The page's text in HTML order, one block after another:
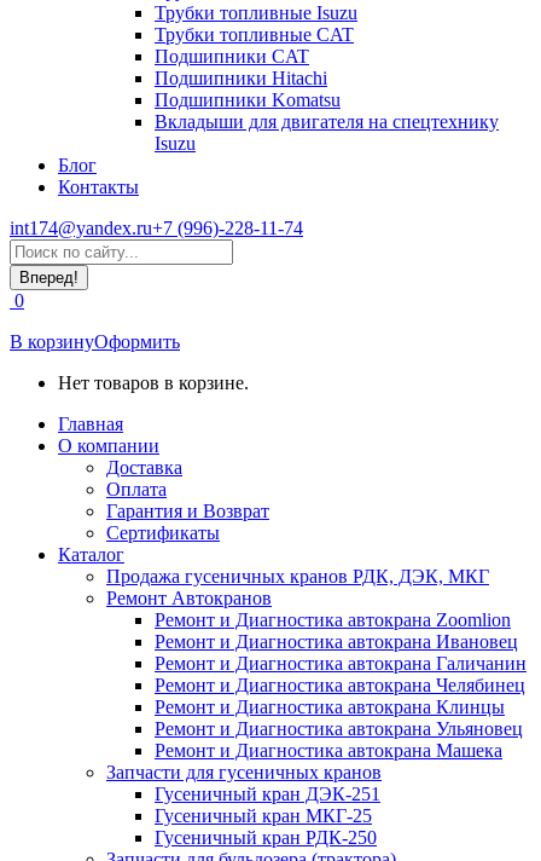
Трубки топливные Isuzu
Трубки топливные CAT
Подшипники CAT
Подшипники Hitachi
Подшипники Komatsu
Вкладыши для двигателя на спецтехнику
Isuzu
Блог
Контакты
int174@yandex.ru+7 (996)-228-11-74
Страница
WhatsApp
открывается
в
новом
окне
Поиск:
0
В корзинуОформить
Нет товаров в корзине.
Главная
О компании
Доставка
Оплата
Гарантия и Возврат
Сертификаты
Каталог
Продажа гусеничных кранов РДК, ДЭК, МКГ
Ремонт Автокранов
Ремонт и Диагностика автокрана Zoomlion
Ремонт и Диагностика автокрана Ивановец
Ремонт и Диагностика автокрана Галичанин
Ремонт и Диагностика автокрана Челябинец
Ремонт и Диагностика автокрана Клинцы
Ремонт и Диагностика автокрана Ульяновец
Ремонт и Диагностика автокрана Машека
Запчасти для гусеничных кранов
Гусеничный кран ДЭК-251
Гусеничный кран МКГ-25
Гусеничный кран РДК-250